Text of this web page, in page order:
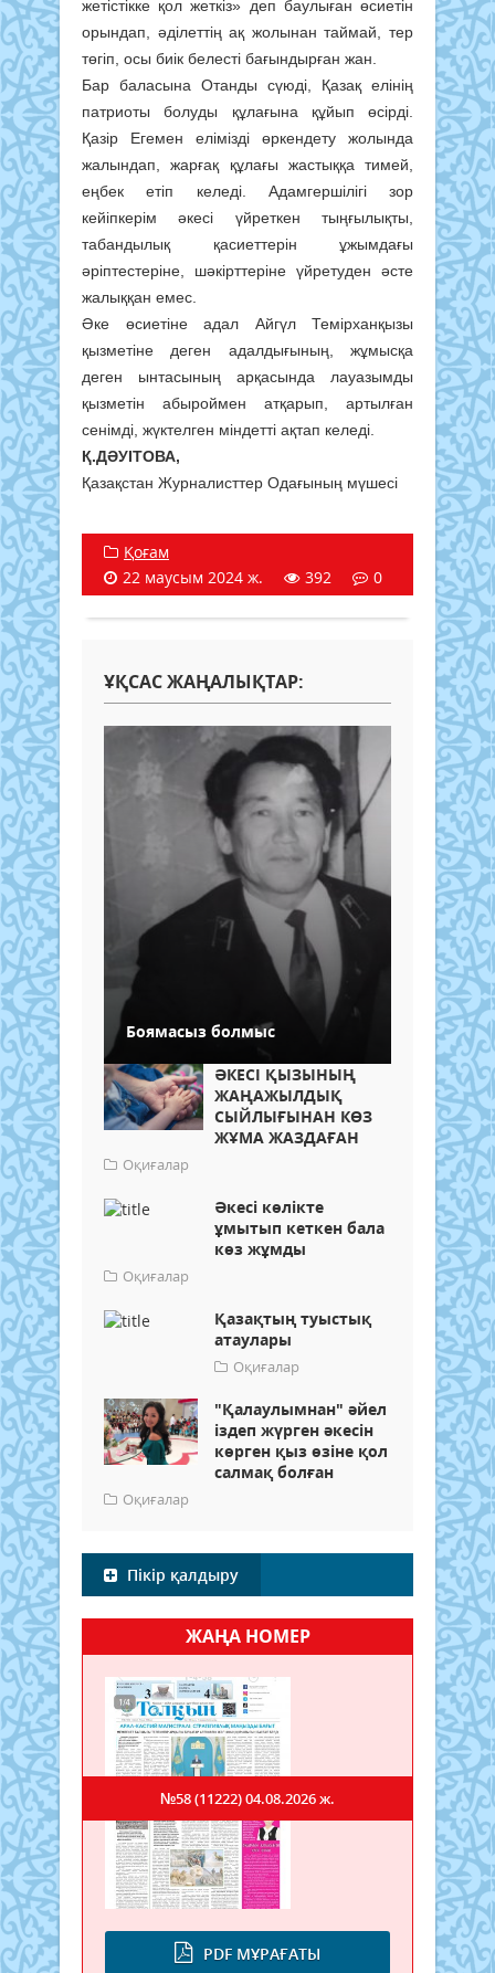
жетістікке қол жеткіз» деп баулыған өсиетін
орындап, әділеттің ақ жолынан таймай, тер
төгіп, осы биік белесті бағындырған жан.
Бар баласына Отанды сүюді, Қазақ елінің
патриоты болуды құлағына құйып өсірді.
Қазір Егемен елімізді өркендету жолында
жалындап, жарғақ құлағы жастыққа тимей,
еңбек етіп келеді. Адамгершілігі зор
кейіпкерім әкесі үйреткен тыңғылықты,
табандылық қасиеттерін ұжымдағы
әріптестеріне, шәкірттеріне үйретуден әсте
жалыққан емес.
Әке өсиетіне адал Айгүл Темірханқызы
қызметіне деген адалдығының, жұмысқа
деген ынтасының арқасында лауазымды
қызметін абыроймен атқарып, артылған
сенімді, жүктелген міндетті ақтап келеді.
Қ.ДӘУІТОВА,
Қазақстан Журналисттер Одағының мүшесі
Қоғам
22 маусым 2024 ж.
392 0
ҰҚСАС ЖАҢАЛЫҚТАР:
Боямасыз болмыс
​ӘКЕСІ ҚЫЗЫНЫҢ
ЖАҢАЖЫЛДЫҚ
СЫЙЛЫҒЫНАН КӨЗ
ЖҰМА ЖАЗДАҒАН
Оқиғалар
​Әкесі көлікте
ұмытып кеткен бала
көз жұмды
Оқиғалар
Қазақтың туыстық
атаулары
Оқиғалар
"Қалаулымнан" әйел
іздеп жүрген әкесін
көрген қыз өзіне қол
салмақ болған
Оқиғалар
Пікір қалдыру
ЖАҢА НОМЕР
PDF МҰРАҒАТЫ
№58 (11222)04.08.2026 ж.